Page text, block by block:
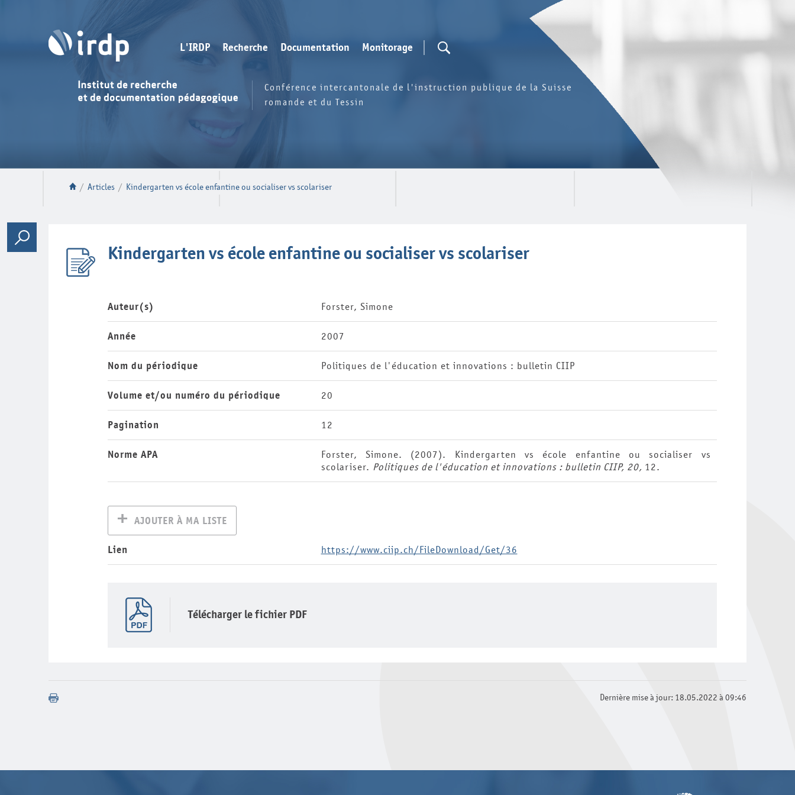
L'IRDP Recherche Documentation Monitorage
Conférence intercantonale de l'instruction publique de la Suisse
romande et du Tessin
/ Articles / Kindergarten vs école enfantine ou socialiser vs scolariser
Kindergarten vs école enfantine ou socialiser vs scolariser
Auteur(s) Forster, Simone
Année 2007
Nom du périodique Politiques de l'éducation et innovations : bulletin CIIP
Volume et/ou numéro du périodique 20
Pagination 12
Norme APA
Forster, Simone. (2007). Kindergarten vs école enfantine ou socialiser vs
scolariser. Politiques de l'éducation et innovations : bulletin CIIP, 20, 12.
AJOUTER À MA LISTE
Lien https://www.ciip.ch/FileDownload/Get/36
Télécharger le fichier PDF
Dernière mise à jour: 18.05.2022 à 09:46